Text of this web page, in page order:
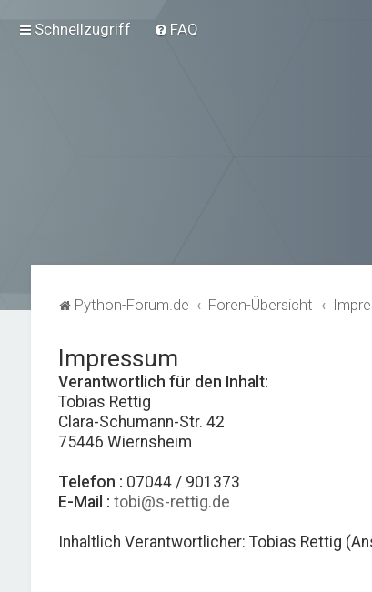
Schnellzugriff FAQ
Python-Forum.de Foren-Übersicht
Impressum
Verantwortlich für den Inhalt:
Tobias Rettig
Clara-Schumann-Str. 42
75446 Wiernsheim
Telefon : 07044 / 901373
E-Mail : tobi@s-rettig.de
Inhaltlich Verantwortlicher: Tobias Rettig